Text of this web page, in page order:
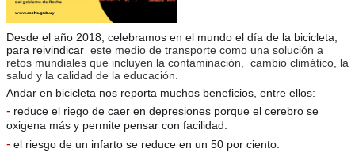
Desde el año 2018, celebramos en el mundo el día de la bicicleta,
para reivindicar este medio de transporte como una solución a
retos mundiales que incluyen la contaminación, cambio climático, la
salud y la calidad de la educación.
Andar en bicicleta nos reporta muchos beneficios, entre ellos:
- reduce el riego de caer en depresiones porque el cerebro se
oxigena más y permite pensar con facilidad.
- el riesgo de un infarto se reduce en un 50 por ciento.